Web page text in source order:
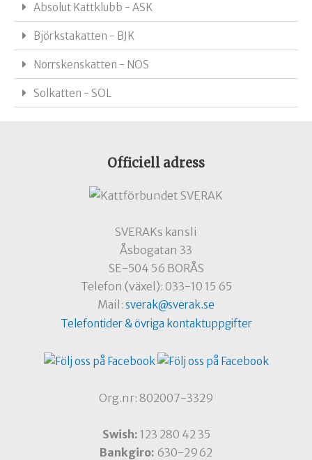
Absolut Kattklubb - ASK
Björkstakatten - BJK
Norrskenskatten - NOS
Solkatten - SOL
Officiell adress
SVERAKs kansli
Åsbogatan 33
SE-504 56 BORÅS
Telefon (växel): 033-10 15 65
Mail: sverak@sverak.se
Telefontider & övriga kontaktuppgifter
Org.nr: 802007-3329
Swish: 123 280 42 35
Bankgiro: 630-2962